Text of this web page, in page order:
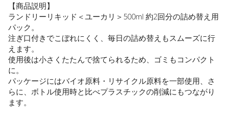
【商品説明】
ランドリーリキッド＜ユーカリ＞500ml 約2回分の詰め替え用
パック。
注ぎ口付きでこぼれにくく、毎日の詰め替えもスムーズに行
えます。
使用後は小さくたたんで捨てられるため、ゴミもコンパクト
に。
パッケージにはバイオ原料・リサイクル原料を一部使用、さ
らに、ボトル使用時と比べプラスチックの削減にもつながり
ます。